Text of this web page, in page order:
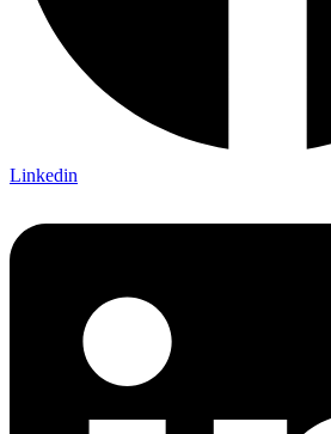
Linkedin